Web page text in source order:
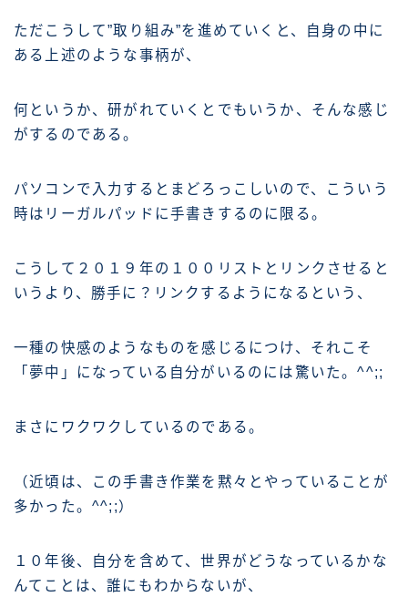
ただこうして”取り組み”を進めていくと、自身の中に
ある上述のような事柄が、
何というか、研がれていくとでもいうか、そんな感じ
がするのである。
パソコンで入力するとまどろっこしいので、こういう
時はリーガルパッドに手書きするのに限る。
こうして２０１９年の１００リストとリンクさせると
いうより、勝手に？リンクするようになるという、
一種の快感のようなものを感じるにつけ、それこそ
「夢中」になっている自分がいるのには驚いた。^^;;
まさにワクワクしているのである。
（近頃は、この手書き作業を黙々とやっていることが
多かった。^^;;）
１０年後、自分を含めて、世界がどうなっているかな
んてことは、誰にもわからないが、